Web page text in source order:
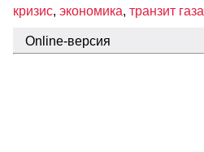
кризис, экономика, транзит газа
Online-версия